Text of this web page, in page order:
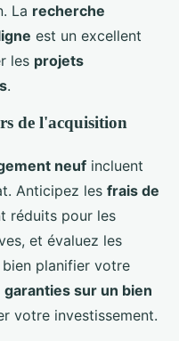
La recherche
est un excellent
les projets
.
de l'acquisition
neuf incluent
Anticipez les frais de
réduits pour les
et évaluez les
planifier votre
garanties sur un bien
votre investissement.